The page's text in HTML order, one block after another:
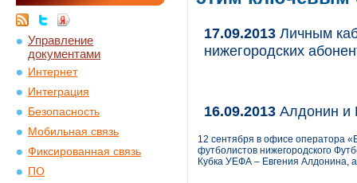
Управление
документами
Интернет
Интеграция
Безопасность
Мобильная связь
Фиксированная связь
ПО
17.09.2013 Личным
нижегородских
16.09.2013 Алдонин и
12 сентября в офисе оператора
футболистов нижегородского
Кубка УЕФА – Евгения Алдонина,